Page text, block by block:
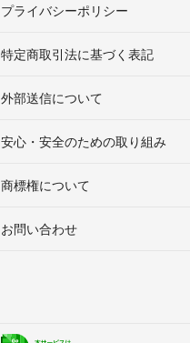
プライバシーポリシー
特定商取引法に基づく表記
外部送信について
安心・安全のための取り組み
商標権について
お問い合わせ